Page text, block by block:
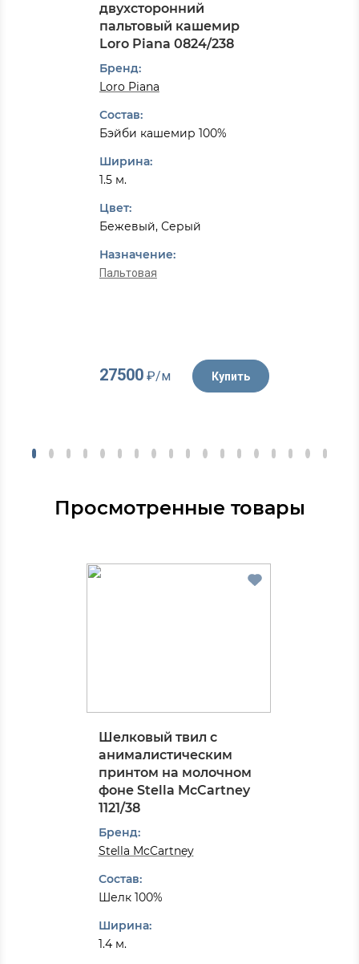
двухсторонний
пальтовый кашемир
Loro Piana 0824/238
Бренд:
Loro Piana
Состав:
Бэйби кашемир 100%
Ширина:
1.5 м.
Цвет:
Бежевый, Серый
Назначение:
Пальтовая
27500₽/м Купить
Просмотренные товары
Шелковый твил с
анималистическим
принтом на молочном
фоне Stella McCartney
1121/38
Бренд:
Stella McCartney
Состав:
Шелк 100%
Ширина:
1.4 м.